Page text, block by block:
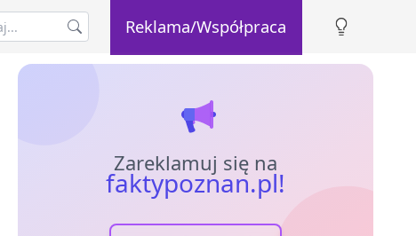
Reklama/Współpraca
Zareklamuj się na
faktypoznan.pl!